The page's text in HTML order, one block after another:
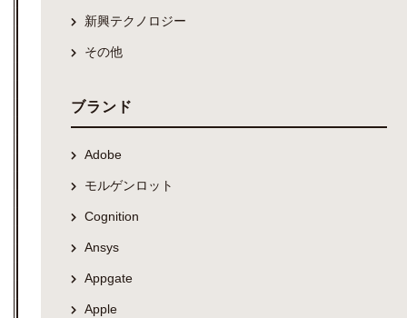
新興テクノロジー
その他
ブランド
Adobe
モルゲンロット
Cognition
Ansys
Appgate
Apple